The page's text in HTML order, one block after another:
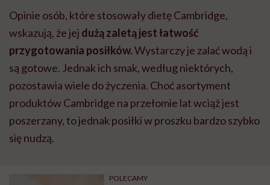
Opinie osób, które stosowały dietę Cambridge,
wskazują, że jej dużą zaletą jest łatwość
przygotowania posiłków.Wystarczy je zalać wodą i
są gotowe. Jednak ich smak, według niektórych,
pozostawia wiele do życzenia. Choć asortyment
produktów Cambridge na przełomie lat wciąż jest
poszerzany, to jednak posiłki w proszku bardzo szybko
się nudzą.
POLECAMY